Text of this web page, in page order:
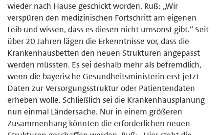
wieder nach Hause geschickt worden. Ruß: „Wir
verspüren den medizinischen Fortschritt am eigenen
Leib und wissen, dass es diesen nicht umsonst gibt.“ Seit
über 20 Jahren lägen die Erkenntnisse vor, dass die
Krankenhausbetten den neuen Strukturen angepasst
werden müssten. Es sei deshalb mehr als befremdlich,
wenn die bayerische Gesundheitsministerin erst jetzt
Daten zur Versorgungsstruktur oder Patientendaten
erheben wolle. Schließlich sei die Krankenhausplanung
nun einmal Ländersache. Nur in einem größeren
Zusammenhang könnten die erforderlichen neuen